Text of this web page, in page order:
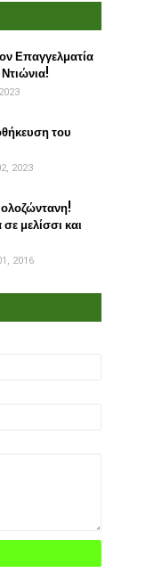
Επαγγελματία
του
2023
ολοζώντανη!
μελίσσι και
2016